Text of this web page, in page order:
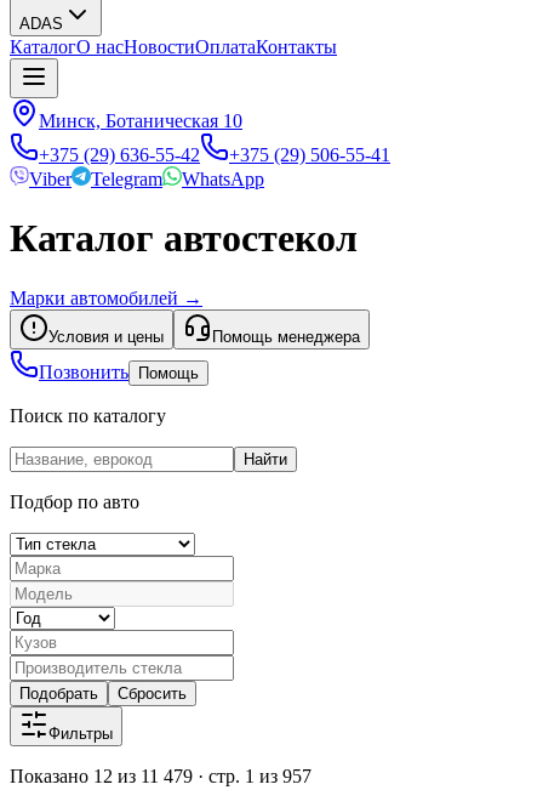
ADAS
КаталогО насНовостиОплатаКонтакты
Минск, Ботаническая 10
+375 (29) 636-55-42
+375 (29) 506-55-41
Viber
Telegram WhatsApp
Каталог автостекол
Марки автомобилей →
Условия и цены Помощь менеджера
Позвонить Помощь
Поиск по каталогу
Найти
Подбор по авто
Подобрать Сбросить
Фильтры
Показано 12 из 11 479 · стр. 1 из 957